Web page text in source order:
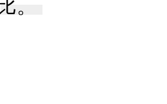
。